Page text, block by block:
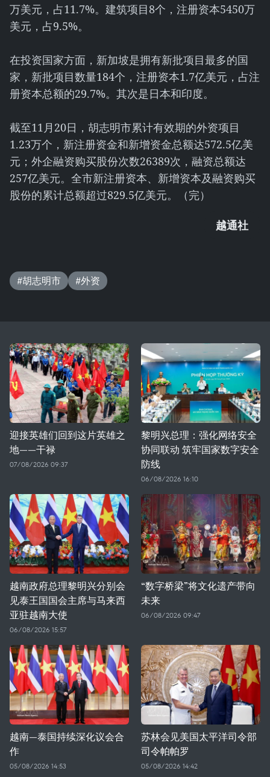
万美元，占11.7%。建筑项目8个，注册资本5450万
美元，占9.5%。
在投资国家方面，新加坡是拥有新批项目最多的国
家，新批项目数量184个，注册资本1.7亿美元，占注
册资本总额的29.7%。其次是日本和印度。
截至11月20日，胡志明市累计有效期的外资项目
1.23万个，新注册资金和新增资金总额达572.5亿美
元；外企融资购买股份次数26389次，融资总额达
257亿美元。全市新注册资本、新增资本及融资购买
股份的累计总额超过829.5亿美元。（完）
越通社
#胡志明市 #外资
迎接英雄们回到这片英雄之
地——干禄
07/08/2026 09:37
黎明兴总理：强化网络安全
协同联动 筑牢国家数字安全
防线
06/08/2026 16:10
越南政府总理黎明兴分别会
见泰王国国会主席与马来西
亚驻越南大使
06/08/2026 15:57
“数字桥梁”将文化遗产带向
未来
06/08/2026 09:47
越南—泰国持续深化议会合
作
05/08/2026 14:53
苏林会见美国太平洋司令部
司令帕帕罗
05/08/2026 14:42